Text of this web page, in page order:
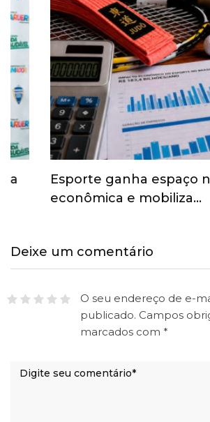
Esporte ganha espaço na
econômica e mobiliza…
Deixe um comentário
O seu endereço de e-
publicado. Campos
marcados com *